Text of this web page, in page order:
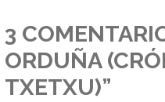
ENTRADAS
3
ORDUÑA
TXETXU)”